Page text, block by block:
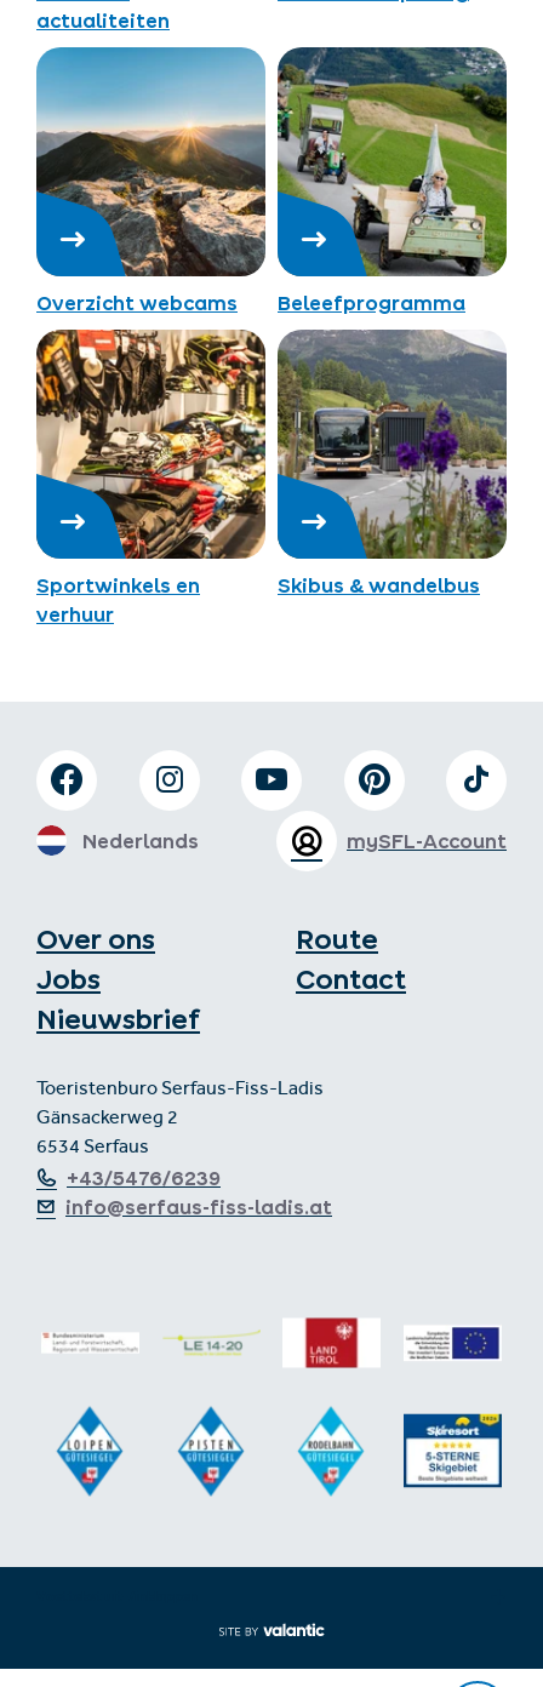
actualiteiten
Overzicht webcams Beleefprogramma
Sportwinkels en
verhuur
Skibus & wandelbus
Over ons
Jobs
Nieuwsbrief
Route
Contact
Toeristenburo Serfaus-Fiss-Ladis
Gänsackerweg 2
6534 Serfaus
+43/5476/6239
info@serfaus-fiss-ladis.at
mySFL-Account
Nederlands